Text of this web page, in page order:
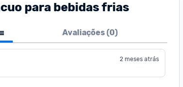
para bebidas frias
Avaliações (0)
2 meses atrás